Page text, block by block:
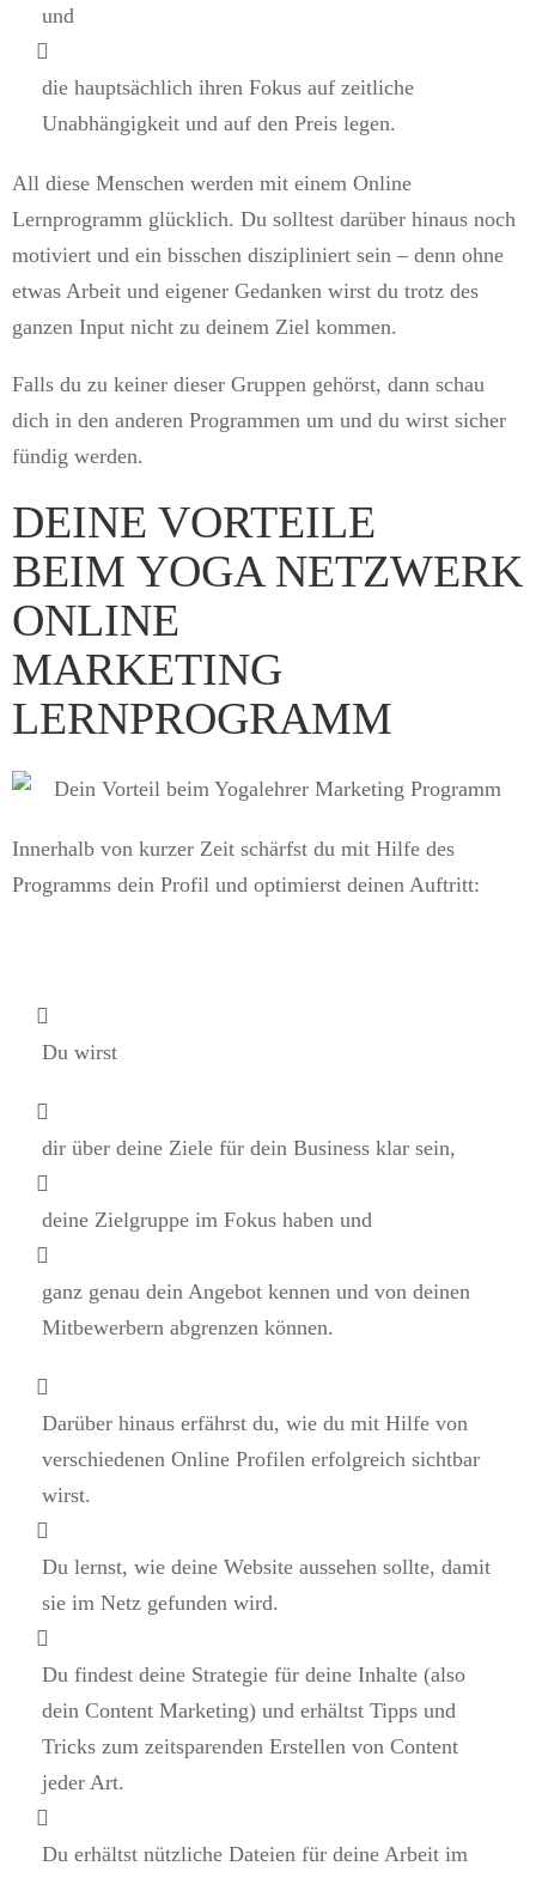
und
die hauptsächlich ihren Fokus auf zeitliche
Unabhängigkeit und auf den Preis legen.
All diese Menschen werden mit einem Online
Lernprogramm glücklich. Du solltest darüber hinaus noch
motiviert und ein bisschen diszipliniert sein – denn ohne
etwas Arbeit und eigener Gedanken wirst du trotz des
ganzen Input nicht zu deinem Ziel kommen.
Falls du zu keiner dieser Gruppen gehörst, dann schau
dich in den anderen Programmen um und du wirst sicher
fündig werden.
DEINE VORTEILE
BEIM YOGA NETZWERK
ONLINE
MARKETING
LERNPROGRAMM
Innerhalb von kurzer Zeit schärfst du mit Hilfe des
Programms dein Profil und optimierst deinen Auftritt:
Du wirst
dir über deine Ziele für dein Business klar sein,
deine Zielgruppe im Fokus haben und
ganz genau dein Angebot kennen und von deinen
Mitbewerbern abgrenzen können.
Darüber hinaus erfährst du, wie du mit Hilfe von
verschiedenen Online Profilen erfolgreich sichtbar
wirst.
Du lernst, wie deine Website aussehen sollte, damit
sie im Netz gefunden wird.
Du findest deine Strategie für deine Inhalte (also
dein Content Marketing) und erhältst Tipps und
Tricks zum zeitsparenden Erstellen von Content
jeder Art.
Du erhältst nützliche Dateien für deine Arbeit im